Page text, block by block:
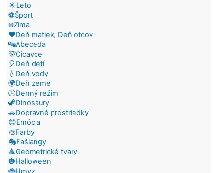
☀️Leto
⚽Šport
❄️Zima
❤️Deň matiek, Deň otcov
🔤Abeceda
🐻Cicavce
🎈Deň detí
💧Deň vody
🌍Deň zeme
🕒Denný režim
🦖Dinosaury
🚗Dopravné prostriedky
😊Emócia
🎨Farby
🎭Fašiangy
🔺Geometrické tvary
🎃Halloween
🐞Hmyz